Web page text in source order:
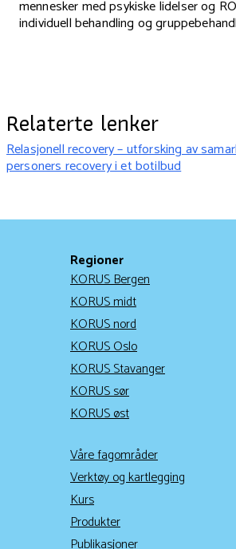
mennesker med psykiske lidelser og
individuell behandling og
Relaterte lenker
Relasjonell recovery – utforsking av
personers recovery i et botilbud
Regioner
KORUS Bergen
KORUS midt
KORUS nord
KORUS Oslo
KORUS Stavanger
KORUS sør
KORUS øst
Våre fagområder
Verktøy og kartlegging
Kurs
Produkter